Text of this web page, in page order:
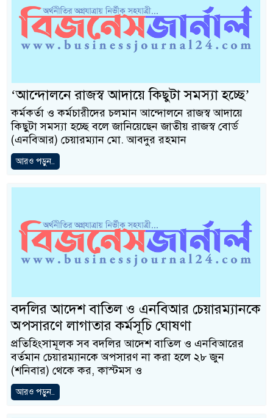
‌‘আন্দোলনে রাজস্ব আদায়ে কিছুটা সমস্যা হচ্ছে’
কর্মকর্তা ও কর্মচারীদের চলমান আন্দোলনে রাজস্ব আদায়ে
কিছুটা সমস্যা হচ্ছে বলে জানিয়েছেন জাতীয় রাজস্ব বোর্ড
(এনবিআর) চেয়ারম্যান মো. আবদুর রহমান
আরও পড়ুন..
বদলির আদেশ বাতিল ও এনবিআর চেয়ারম্যানকে
অপসারণে লাগাতার কর্মসূচি ঘোষণা
প্রতিহিংসামূলক সব বদলির আদেশ বাতিল ও এনবিআরের
বর্তমান চেয়ারম্যানকে অপসারণ না করা হলে ২৮ জুন
(শনিবার) থেকে কর, কাস্টমস ও
আরও পড়ুন..